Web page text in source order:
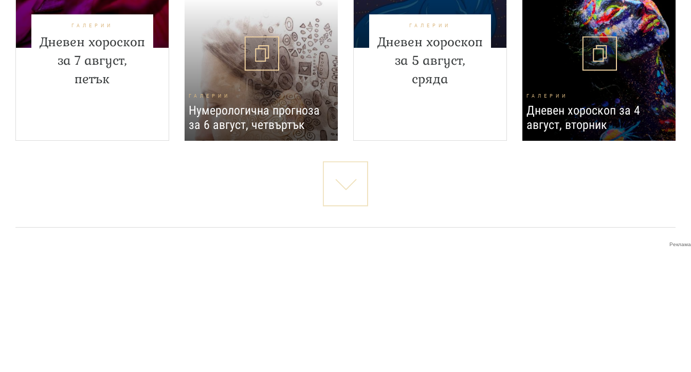
ГАЛЕРИИ
Дневен хороскоп
за 7 август,
петък
ГАЛЕРИИ
Нумерологична прогноза
за 6 август, четвъртък
ГАЛЕРИИ
Дневен хороскоп
за 5 август,
сряда
ГАЛЕРИИ
Дневен хороскоп за 4
август, вторник